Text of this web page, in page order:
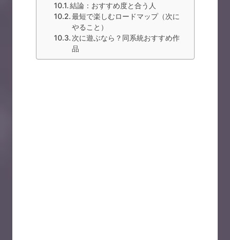
結論：おすすめ度と合う人
最短で楽しむロードマップ（次に
やること）
次に遊ぶなら？同系統おすすめ作
品